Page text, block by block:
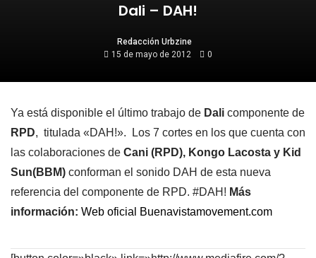
Dali – DAH!
Redacción Urbzine
15 de mayo de 2012
0
Ya está disponible el último trabajo de Dali componente de
RPD, titulada «DAH!». Los 7 cortes en los que cuenta con
las colaboraciones de Cani (RPD), Kongo Lacosta y Kid
Sun(BBM) conforman el sonido DAH de esta nueva
referencia del componente de RPD. #DAH! Más
información: Web oficial Buenavistamovement.com